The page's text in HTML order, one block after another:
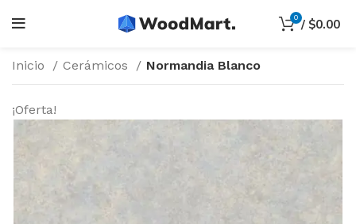
0 / $0.00
Inicio Cerámicos Normandia Blanco
¡Oferta!